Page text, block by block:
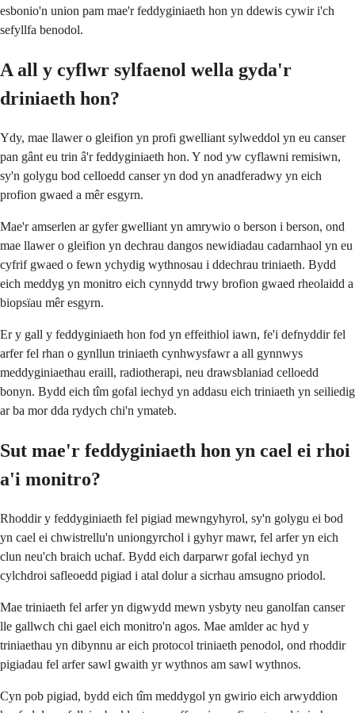
esbonio'n union pam mae'r feddyginiaeth hon yn ddewis cywir i'ch
sefyllfa benodol.
A all y cyflwr sylfaenol wella gyda'r
driniaeth hon?
Ydy, mae llawer o gleifion yn profi gwelliant sylweddol yn eu canser
pan gânt eu trin â'r feddyginiaeth hon. Y nod yw cyflawni remisiwn,
sy'n golygu bod celloedd canser yn dod yn anadferadwy yn eich
profion gwaed a mêr esgyrn.
Mae'r amserlen ar gyfer gwelliant yn amrywio o berson i berson, ond
mae llawer o gleifion yn dechrau dangos newidiadau cadarnhaol yn eu
cyfrif gwaed o fewn ychydig wythnosau i ddechrau triniaeth. Bydd
eich meddyg yn monitro eich cynnydd trwy brofion gwaed rheolaidd a
biopsïau mêr esgyrn.
Er y gall y feddyginiaeth hon fod yn effeithiol iawn, fe'i defnyddir fel
arfer fel rhan o gynllun triniaeth cynhwysfawr a all gynnwys
meddyginiaethau eraill, radiotherapi, neu drawsblaniad celloedd
bonyn. Bydd eich tîm gofal iechyd yn addasu eich triniaeth yn seiliedig
ar ba mor dda rydych chi'n ymateb.
Sut mae'r feddyginiaeth hon yn cael ei rhoi
a'i monitro?
Rhoddir y feddyginiaeth fel pigiad mewngyhyrol, sy'n golygu ei bod
yn cael ei chwistrellu'n uniongyrchol i gyhyr mawr, fel arfer yn eich
clun neu'ch braich uchaf. Bydd eich darparwr gofal iechyd yn
cylchdroi safleoedd pigiad i atal dolur a sicrhau amsugno priodol.
Mae triniaeth fel arfer yn digwydd mewn ysbyty neu ganolfan canser
lle gallwch chi gael eich monitro'n agos. Mae amlder ac hyd y
triniaethau yn dibynnu ar eich protocol triniaeth penodol, ond rhoddir
pigiadau fel arfer sawl gwaith yr wythnos am sawl wythnos.
Cyn pob pigiad, bydd eich tîm meddygol yn gwirio eich arwyddion